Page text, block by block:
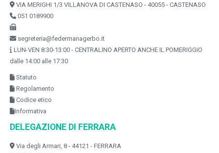
VIA MERIGHI 1/3 VILLANOVA DI CASTENASO - 40055 - CASTENASO
051 0189900
segreteria@federmanagerbo.it
LUN-VEN 8:30-13:00 - CENTRALINO APERTO ANCHE IL POMERIGGIO
dalle 14:00 alle 17:30
Statuto
Regolamento
Codice etico
Informativa
DELEGAZIONE DI FERRARA
Via degli Armari, 8 - 44121 - FERRARA